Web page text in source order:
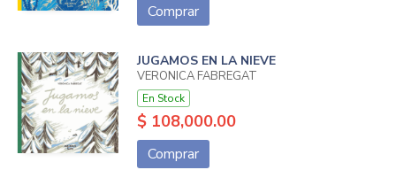
Comprar
JUGAMOS EN LA NIEVE
VERONICA FABREGAT
En Stock
$ 108,000.00
Comprar